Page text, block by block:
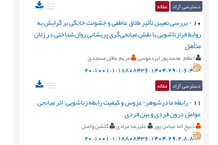
دسترسی آزاد مقاله
10
-بررسی تعیین ‌‌تأثیر طلاق عاطفی و خشونت خانگی بر گرایش به
روابط فرازناشویی با نقش میانجی‌گری پریشانی روان‌شناختی در زنان
‌متأهل
اعظم محمدپور ایردموسی مریم عاقل مسجدی
20.1001.1.18808436.1404.29.1.6.4
دسترسی آزاد مقاله
11
-رابطه مادرشوهر-عروس و کیفیت رابطه زناشویی: اثر میانجی
عوامل درون فردی و بین فردی
ذبیح اله عباس پور علیرضا مرادی گلشن واصل
20.1001.1.18808436.1404.29.2.8.8